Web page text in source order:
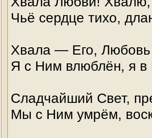
Чьё сердце тихо,
Хвала — Его,
Я с Ним влюблён, я в
Сладчайший Свет,
Мы с Ним умрём,